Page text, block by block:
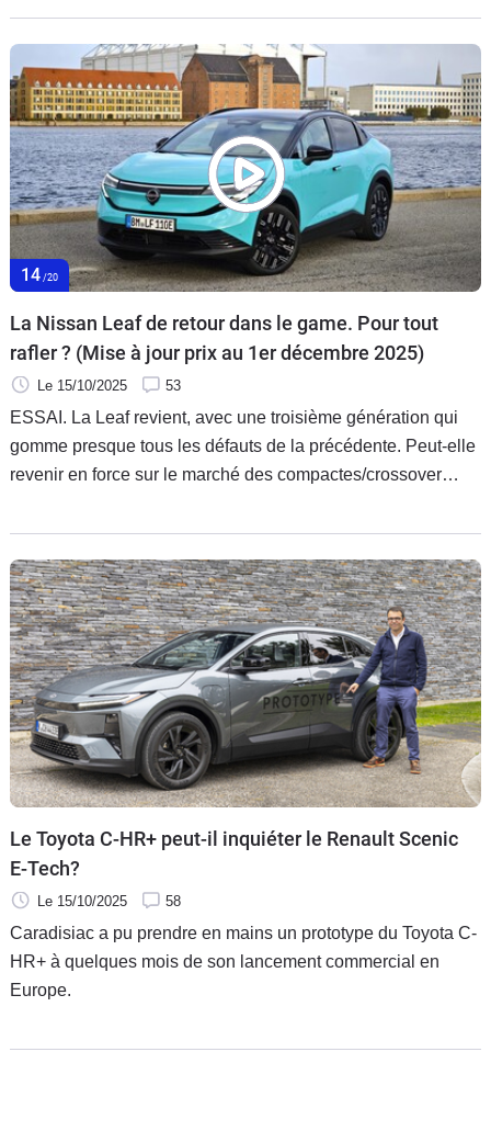
désormais commercialisée.
14 /20
La Nissan Leaf de retour dans le game. Pour tout
rafler ? (Mise à jour prix au 1er décembre 2025)
Le 15/10/2025 53
ESSAI. La Leaf revient, avec une troisième génération qui
gomme presque tous les défauts de la précédente. Peut-elle
revenir en force sur le marché des compactes/crossover
chiffre fort : jusqu’à 622 km d’autonomie. Premier essai
d’une version 218 ch et batterie de 75 kWh en finition haute
Evolve.
Le Toyota C-HR+ peut-il inquiéter le Renault Scenic
E-Tech?
Le 15/10/2025 58
Caradisiac a pu prendre en mains un prototype du Toyota C-
HR+ à quelques mois de son lancement commercial en
Europe.